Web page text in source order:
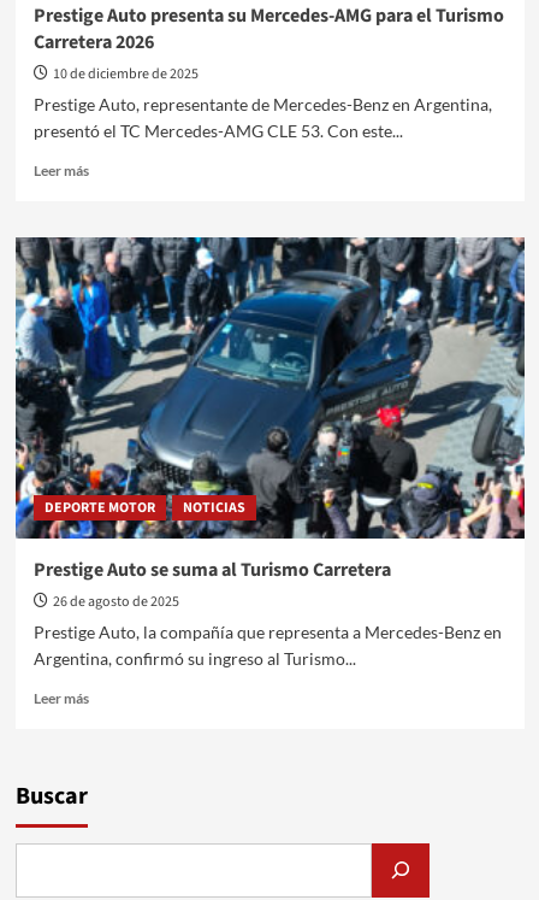
Prestige Auto presenta su Mercedes-AMG para el Turismo
Carretera 2026
10 de diciembre de 2025
Prestige Auto, representante de Mercedes-Benz en Argentina,
presentó el TC Mercedes-AMG CLE 53. Con este...
Leer másLeer
Prestige
Auto
presenta
su
Mercedes-
AMG
para
el
Turismo
Carretera
2026
DEPORTE MOTOR NOTICIAS
Prestige Auto se suma al Turismo Carretera
26 de agosto de 2025
Prestige Auto, la compañía que representa a Mercedes-Benz en
Argentina, confirmó su ingreso al Turismo...
Leer másLeer
suma
Buscar